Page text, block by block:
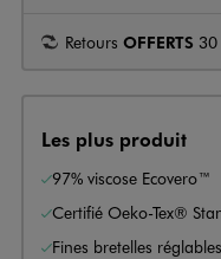
Retours OFFERTS
Les plus produit
97% viscose Ecovero™
Certifié Oeko-Tex®
Fines bretelles réglables